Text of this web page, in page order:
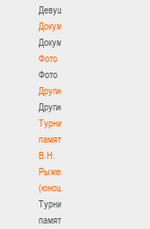
Девушки
Документы
Документы
Фото
Фото
Другие
Другие
Турнир
памяти
В.Н.
Рыженкова
(юноши)
Турнир
памяти